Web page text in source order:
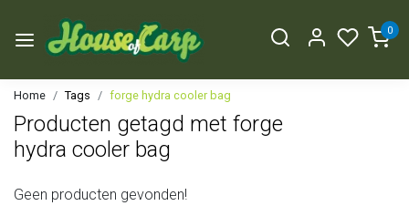
0
Home Tags forge hydra cooler bag
Producten getagd met forge
hydra cooler bag
Geen producten gevonden!